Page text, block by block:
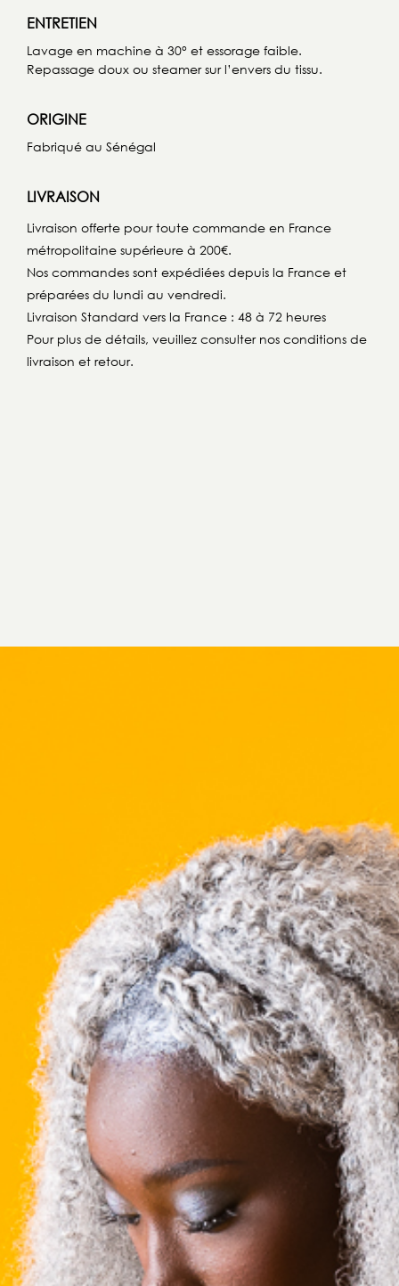
ENTRETIEN
Lavage en machine à 30° et essorage faible.
Repassage doux ou steamer sur l’envers du tissu.
ORIGINE
Fabriqué au Sénégal
LIVRAISON
Livraison offerte pour toute commande en France
métropolitaine supérieure à 200€.
Nos commandes sont expédiées depuis la France et
préparées du lundi au vendredi.
Livraison Standard vers la France : 48 à 72 heures
Pour plus de détails, veuillez consulter nos conditions de
livraison et retour.